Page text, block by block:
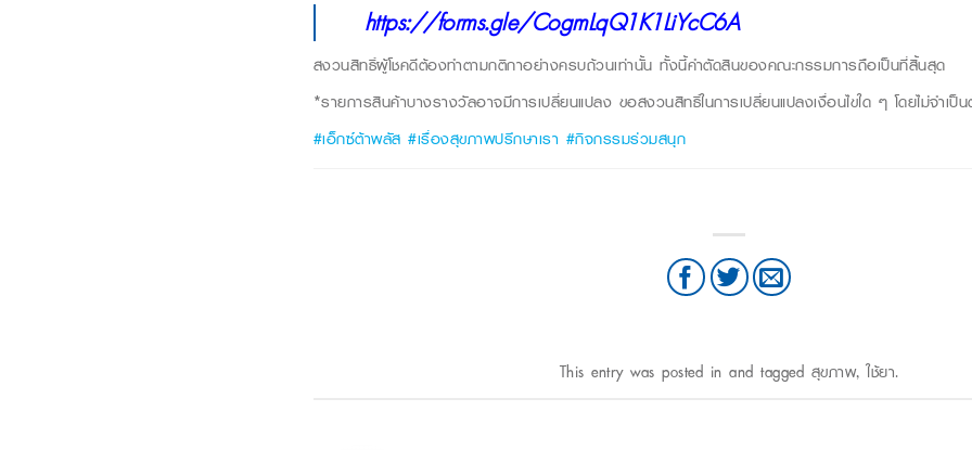
https://forms.gle/CogmLqQ1K1LiYcC6A
สงวนสิทธิ์ผู้โชคดีต้องทำตามกติกาอย่างครบถ้วนเท่านั้น ทั้งนี้คำตัดสินของคณะกรรมการถือเป็นที่สิ้นสุด
*รายการสินค้าบางรางวัลอาจมีการเปลี่ยนแปลง ขอสงวนสิทธิ์ในการเปลี่ยนแปลงเงื่อนไขใด ๆ โดยไม่จำเป็
#เอ็กซ์ต้าพลัส #เรื่องสุขภาพปรึกษาเรา #กิจกรรมร่วมสนุก
This entry was posted in and tagged สุขภาพ,ใช้ยา.